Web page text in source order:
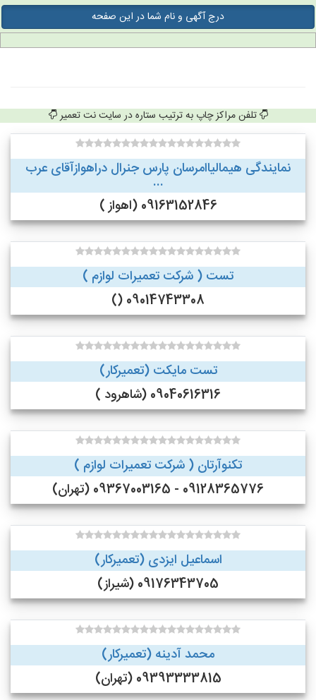
درج آگهی و نام شما در این صفحه
تلفن مراکز چاپ به ترتیب ستاره در سایت نت تعمیر
نمایندگی هیمالیاامرسان پارس جنرال دراهوازآقای عرب
...
09163152846 (اهواز )
تست ( شرکت تعمیرات لوازم )
09014743308 ()
تست مایکت (تعمیرکار)
09040616316 (شاهرود )
تکنوآرتان ( شرکت تعمیرات لوازم )
09128365776 - 09367003165 (تهران)
اسماعیل ایزدی (تعمیرکار)
09176343705 (شیراز)
محمد آدینه (تعمیرکار)
09393333815 (تهران)